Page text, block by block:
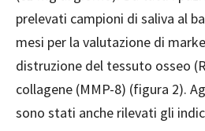
prelevati campioni di saliva al
mesi per la valutazione di
distruzione del tessuto osseo
collagene (MMP-8) (figura 2).
sono stati anche rilevati gli